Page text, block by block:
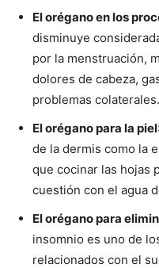
El orégano en los
disminuye
por la menstruación,
dolores de cabeza,
problemas colaterales.
El orégano para la piel
de la dermis como la
que cocinar las hojas
cuestión con el agua
El orégano para
insomnio es uno de
relacionados con el